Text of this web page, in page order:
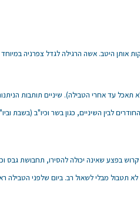
אותן היטב. אשה הרגילה לגדל צפרניה
תאכל עד אחרי הטבילה). שיניים תותבות
לבין השיניים, כגון בשר וכיו"ב (בשבת
בפצע שאינה יכולה להסירו, תחבושת גבס
תטבול מבלי לשאול רב. ביום שלפני הטבילה